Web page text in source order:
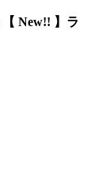
【 New!! 】ラ